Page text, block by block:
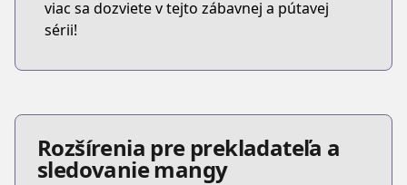
viac sa dozviete v tejto zábavnej a pútavej
sérii!
Rozšírenia pre prekladateľa a
sledovanie mangy